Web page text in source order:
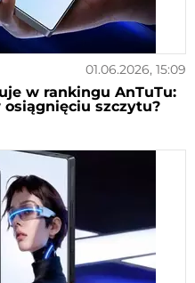
01.06.2026, 15:09
w rankingu AnTuTu:
osiągnięciu szczytu?